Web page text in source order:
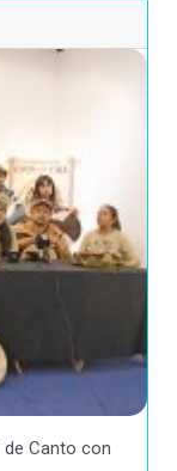
de Canto con